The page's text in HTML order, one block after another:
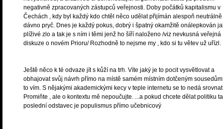
negativně zpracovaných zástupců veřejnosti. Doby počátků kapitalismu v
Čechách , kdy byl každý kdo chtěl něco udělat přijímán alespoň
dávno pryč. Dnes je každý pokus, dobrý i špatný okamžitě onálepkován
plíživé zlo a tak je s ním i těmi jenž ho šíří naloženo /viz nevkusná veřejná
diskuze o novém Prioru/ Rozhodně to nejsme my , kdo si tu větev už uřízl.
Ještě něco k té odvaze jít s kůží na trh. Víte jaký je to pocit vysvětlovat a
obhajovat svůj návrh přímo na místě samém místním dotčeným
to vím. S nějakými akademickými kecy v teple internetu se to nedá
Promiňte , ale o kontextu mě nepoučujte. ...a pokud chcete dělat politiku
poslední odstavec je populismus přímo učebnicový